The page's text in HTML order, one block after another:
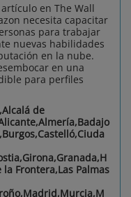
en The Wall
necesita capacitar
para trabajar
nuevas habilidades
en la nube.
en una
para perfiles
de
la Frontera,Las Palmas